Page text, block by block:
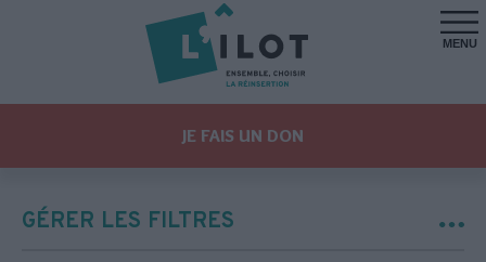
MENU
JE FAIS UN DON
GÉRER LES FILTRES